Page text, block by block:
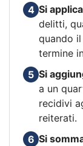
4 Si
delitti,
quando
termine
5 Si
a un
recidivi
reiterati.
6 Si